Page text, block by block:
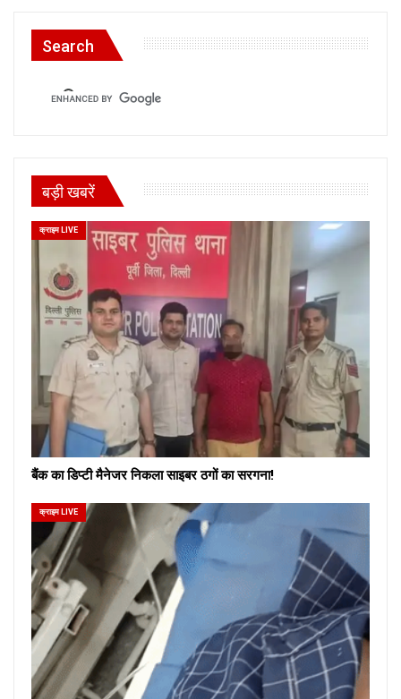
Search
बड़ी खबरें
क्राइम LIVE
बैंक का डिप्टी मैनेजर निकला साइबर ठगों का सरगना!
क्राइम LIVE